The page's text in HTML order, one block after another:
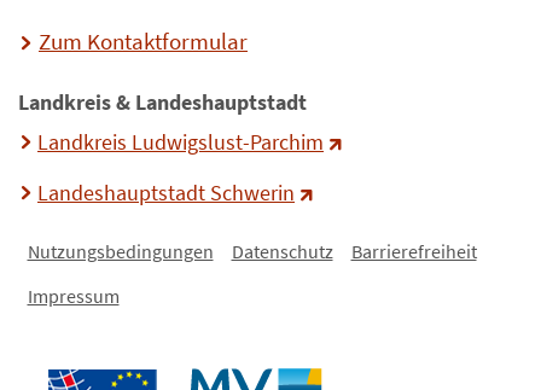
Zum Kontaktformular
Landkreis & Landeshauptstadt
Landkreis Ludwigslust-Parchim
Landeshauptstadt Schwerin
Nutzungsbedingungen Datenschutz
Barrierefreiheit
Impressum